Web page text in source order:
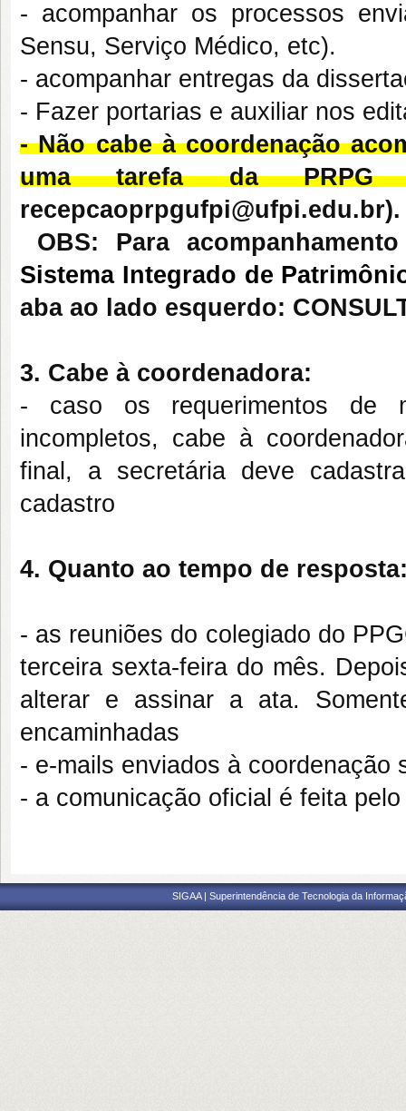
- acompanhar os processos
Sensu, Serviço Médico, etc).
- acompanhar entregas da
- Fazer portarias e auxiliar nos
- Não cabe à coordenação
uma tarefa da PRPG
OBS: Para
Sistema Integrado de
aba ao lado esquerdo:
3. Cabe à coordenadora:
- caso os requerimentos de
incompletos, cabe à
final, a secretária deve
cadastro
4. Quanto ao tempo de
- as reuniões do colegiado do
terceira sexta-feira do mês.
alterar e assinar a ata.
encaminhadas
- e-mails enviados à coordenação
- a comunicação oficial é feita
SIGAA | Superintendência de Tecnologia da